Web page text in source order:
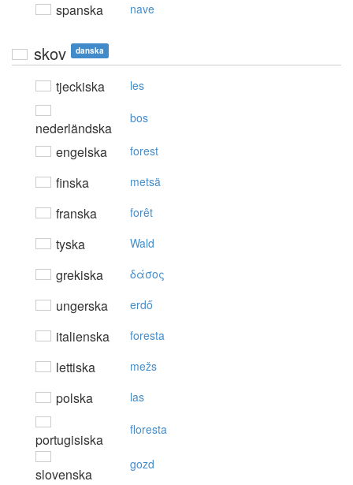
spanska nave
skov danska
tjeckiska les
nederländska
bos
engelska forest
finska metsä
franska forêt
tyska Wald
grekiska δάσoς
ungerska erdő
italienska foresta
lettiska mežs
polska las
portugisiska
floresta
slovenska
gozd